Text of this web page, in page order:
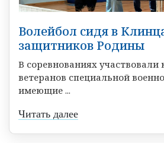
Волейбол сидя в
защитников Родины
В соревнованиях
ветеранов специальной
имеющие ...
Читать далее